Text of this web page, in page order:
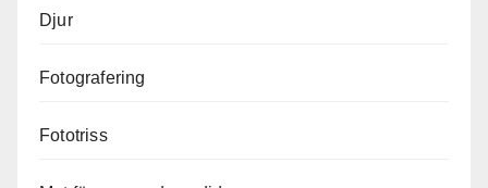
Djur
Fotografering
Fototriss